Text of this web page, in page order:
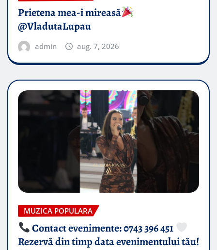
Prietena mea-i mireasă​
@VladutaLupau
admin aug. 7, 2026
MUZICA POPULARA
Contact evenimente: 0743 396 451
Rezervă din timp data evenimentului tău!